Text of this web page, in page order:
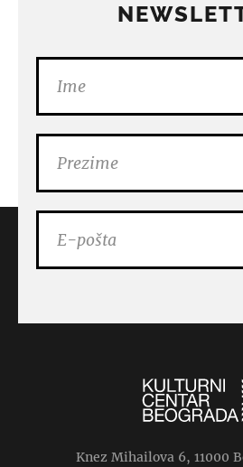
Knez Mihailova 6, 11000